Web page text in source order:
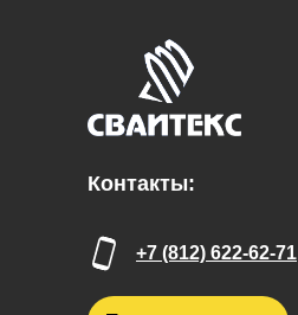
Контакты:
+7 (812) 622-62-71